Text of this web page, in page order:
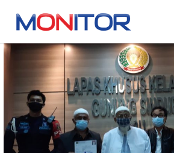
Tag: Gunung Sindur